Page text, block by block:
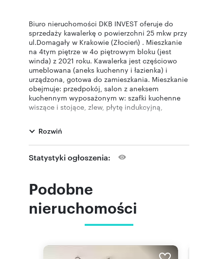
Biuro nieruchomości DKB INVEST oferuje do
sprzedaży kawalerkę o powierzchni 25 mkw przy
ul.Domagały w Krakowie (Złocień) . Mieszkanie
na 4tym piętrze w 4o piętrowym bloku (jest
winda) z 2021 roku. Kawalerka jest częściowo
umeblowana (aneks kuchenny i łazienka) i
urządzona, gotowa do zamieszkania. Mieszkanie
obejmuje: przedpokój, salon z aneksem
kuchennym wyposażonym w: szafki kuchenne
wiszące i stojące, zlew, płytę indukcyjną,
przepiękne widoki, dzięki nasłonecznieniu
południowemu) oraz łazienkę z prysznicem. Na
podłodze panele. Ogrzewanie i ciepła woda -
MPEC. Czynsz (wraz z zaliczkami na wodę i
partnerskim biurem pośrednictwa kredytowego.
Państwa zdolność kredytową, skompletować
kredyt na wybraną nieruchomość. Do
miejsce postojowe za dodatkowe: 45.000 zł. W
okolicy znajdują się: przedszkole, żłobek, szkoła
Rozwiń
Statystyki ogłoszenia:
Podobne
nieruchomości